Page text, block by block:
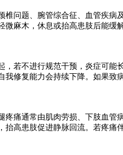
问题、腕管综合征、血管疾
麻木，休息或抬高患肢后能
若不进行规范干预，炎症可
修复能力会持续下降。如果
痛通常由肌肉劳损、下肢血
高患肢促进静脉回流。若疼痛